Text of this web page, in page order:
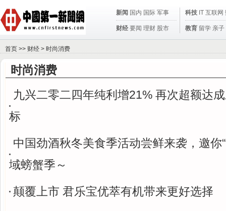
新闻 国内 国际 军事
财经 要闻 理财 股市
科技 IT 互联网
教育 留学 亲子
首页 >> 财经 > 时尚消费
时尚消费
九兴二零二四年纯利增21% 再次超额达
标
中国劲酒秋冬美食季活动尝鲜来袭，邀你
域螃蟹季～
颠覆上市 君乐宝优萃有机带来更好选择